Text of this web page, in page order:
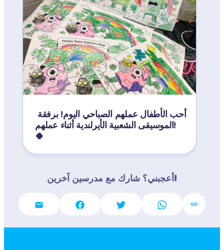
الموسيقى الشعبية الأيرلندية أثناء عملهم!
🍀
أعجبني؟ شارك مع مدرسين آخرين!